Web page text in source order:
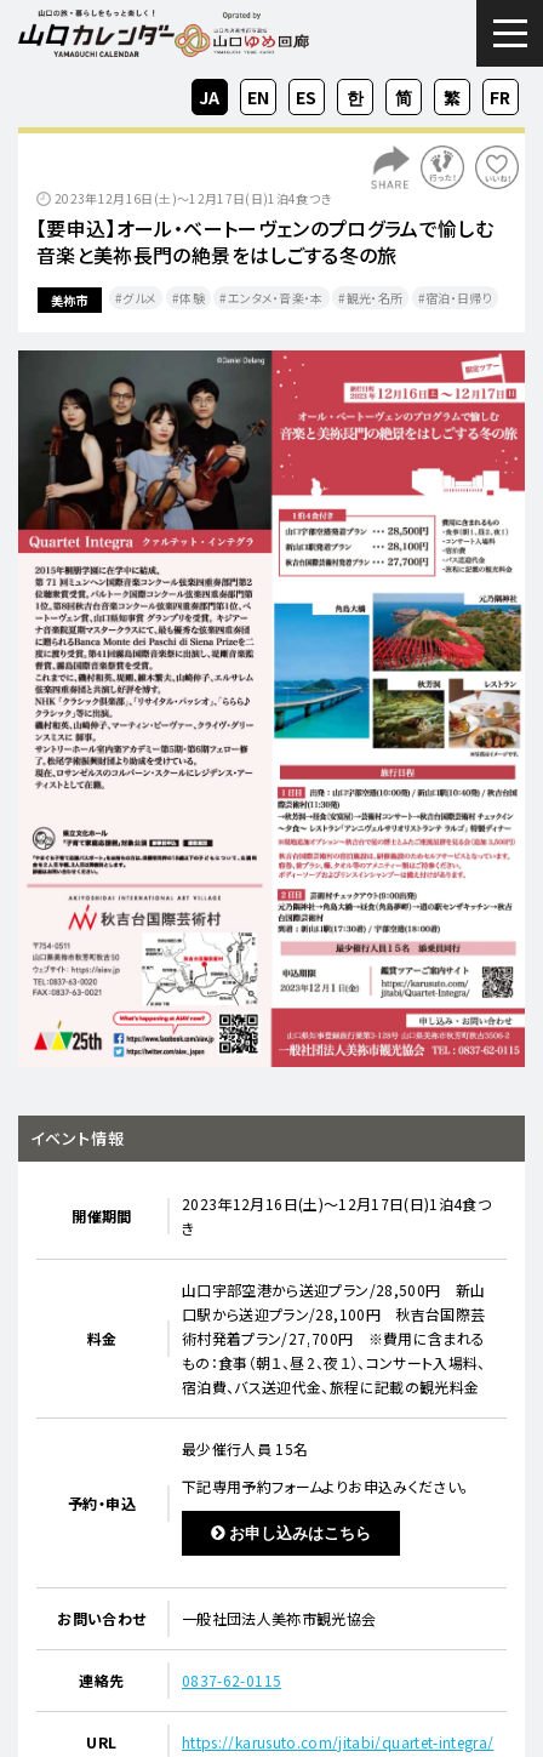
ZH-
CN
ZH-
TW
EN FR
JA KO
ES
2023年12月16日(土)～12月17日(日)1泊4食つき
【要申込】オール・ベートーヴェンのプログラムで愉しむ
音楽と美祢長門の絶景をはしごする冬の旅
美祢市 グルメ 体験 エンタメ・音楽・本 観光・名所 宿泊・日帰り
イベント情報
開催期間
2023年12月16日(土)～12月17日(日)1泊4食つ
き
料金
山口宇部空港から送迎プラン/28,500円 新山
口駅から送迎プラン/28,100円 秋吉台国際芸
術村発着プラン/27,700円 ※費用に含まれる
もの：食事（朝１、昼２、夜１）、コンサート入場料、
宿泊費、バス送迎代金、旅程に記載の観光料金
予約・申込
最少催行人員 15名
下記専用予約フォームよりお申込みください。
お申し込みはこちら
お問い合わせ 一般社団法人美祢市観光協会
連絡先 0837-62-0115
URL https://karusuto.com/jitabi/quartet-integra/